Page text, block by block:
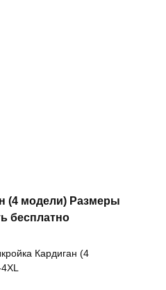
(4 модели) Размеры
бесплатно
Кардиган (4